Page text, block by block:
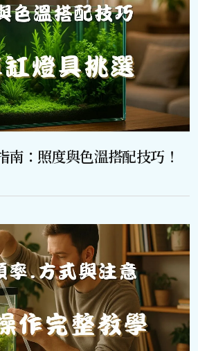
南：照度與色溫搭配技巧！